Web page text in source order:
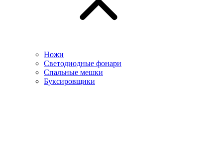
Ножи
Светодиодные фонари
Спальные мешки
Буксировщики